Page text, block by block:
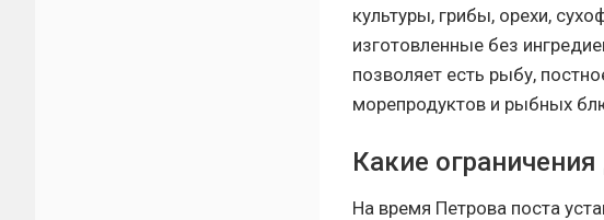
культуры, грибы, орехи,
изготовленные без
позволяет есть рыбу,
морепродуктов и рыбных
Какие
На время Петрова поста